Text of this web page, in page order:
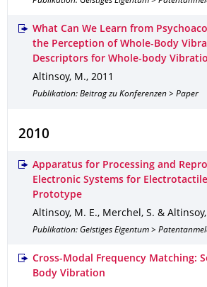
What Can We Learn from
the Perception of Whole-Body
Descriptors for Whole-body
Altinsoy, M., 2011
Publikation: Beitrag zu Konferenzen > Paper
2010
Apparatus for Processing and
Electronic Systems for
Prototype
Altinsoy, M. E., Merchel, S. &
Publikation: Geistiges Eigentum >
Cross-Modal Frequency Matching:
Body Vibration